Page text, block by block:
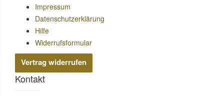
Impressum
Datenschutzerklärung
Hilfe
Widerrufsformular
Vertrag widerrufen
Kontakt